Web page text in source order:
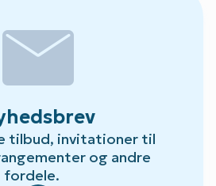
mail
tilbud, invitationer til
og andre
fordele.